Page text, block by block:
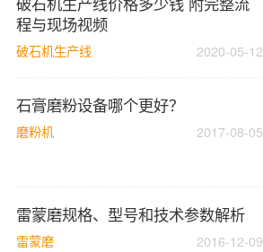
程与现场视频
破石机生产线 2020-05-12
石膏磨粉设备哪个更好？
磨粉机 2017-08-05
雷蒙磨规格、型号和技术参数解析
雷蒙磨 2016-12-09